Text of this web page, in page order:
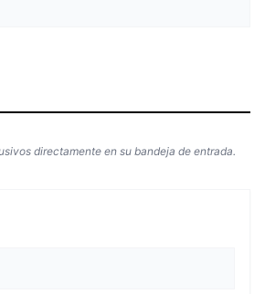
directamente en su bandeja de entrada.